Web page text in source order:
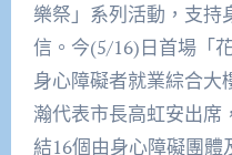
樂祭」系列活動，支持
信。今(5/16)日首場「
身心障礙者就業綜合大
瀚代表市長高虹安出席
結16個由身心障礙團體